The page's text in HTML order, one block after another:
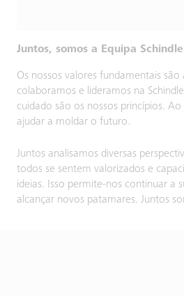
Juntos, somos a Equipa
Os nossos valores fundamentais
colaboramos e lideramos na
cuidado são os nossos princípios.
ajudar a moldar o futuro.
Juntos analisamos diversas
todos se sentem valorizados e
ideias. Isso permite-nos continuar a
alcançar novos patamares. Juntos